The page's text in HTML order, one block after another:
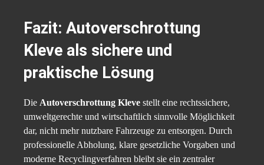
Fazit: Autoverschrottung
Kleve als sichere und
praktische Lösung
Die Autoverschrottung Kleve stellt eine rechtssichere,
umweltgerechte und wirtschaftlich sinnvolle Möglichkeit
dar, nicht mehr nutzbare Fahrzeuge zu entsorgen. Durch
professionelle Abholung, klare gesetzliche Vorgaben und
moderne Recyclingverfahren bleibt sie ein zentraler